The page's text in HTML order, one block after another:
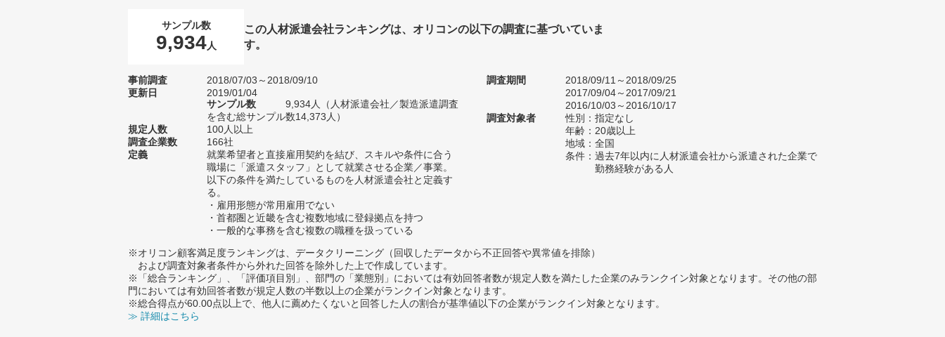
サンプル数
9,934人
この人材派遣会社ランキングは、オリコンの以下の調査に基づいていま
す。
事前調査
2018/07/03～2018/09/10
更新日
2019/01/04
サンプル数
9,934人（人材派遣会社／製造派遣調査
を含む総サンプル数14,373人）
規定人数
100人以上
調査企業数
166社
定義
就業希望者と直接雇用契約を結び、スキルや条件に合う
職場に「派遣スタッフ」として就業させる企業／事業。
以下の条件を満たしているものを人材派遣会社と定義す
る。
・雇用形態が常用雇用でない
・首都圏と近畿を含む複数地域に登録拠点を持つ
・一般的な事務を含む複数の職種を扱っている
調査期間
2018/09/11～2018/09/25
2017/09/04～2017/09/21
2016/10/03～2016/10/17
調査対象者
性別：指定なし
年齢：20歳以上
地域：全国
条件：過去7年以内に人材派遣会社から派遣された企業で
勤務経験がある人
※オリコン顧客満足度ランキングは、データクリーニング（回収したデータから不正回答や異常値を排除）
および調査対象者条件から外れた回答を除外した上で作成しています。
※「総合ランキング」、「評価項目別」、部門の「業態別」においては有効回答者数が規定人数を満たした企業のみランクイン対象となります。その他の部
門においては有効回答者数が規定人数の半数以上の企業がランクイン対象となります。
※総合得点が60.00点以上で、他人に薦めたくないと回答した人の割合が基準値以下の企業がランクイン対象となります。
≫ 詳細はこちら